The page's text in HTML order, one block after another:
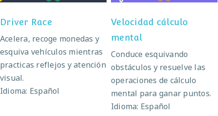
Driver Race
Acelera, recoge monedas y
esquiva vehículos mientras
practicas reflejos y atención
visual.
Idioma: Español
Velocidad cálculo
mental
Conduce esquivando
obstáculos y resuelve las
operaciones de cálculo
mental para ganar puntos.
Idioma: Español